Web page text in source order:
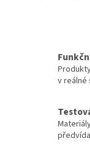
v reálné